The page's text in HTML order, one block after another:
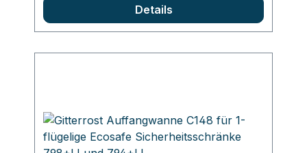
Lieferumfang enthaltene AA‑Batterien, die
für eine Lebensdauer von ca. 80.000
Batterieladestand kann über eine
Details